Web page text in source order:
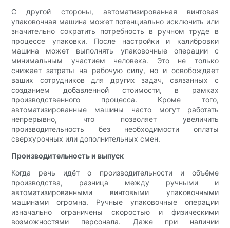
С другой стороны, автоматизированная винтовая
упаковочная машина может потенциально исключить или
значительно сократить потребность в ручном труде в
процессе упаковки. После настройки и калибровки
машина может выполнять упаковочные операции с
минимальным участием человека. Это не только
снижает затраты на рабочую силу, но и освобождает
ваших сотрудников для других задач, связанных с
созданием добавленной стоимости, в рамках
производственного процесса. Кроме того,
автоматизированные машины часто могут работать
непрерывно, что позволяет увеличить
производительность без необходимости оплаты
сверхурочных или дополнительных смен.
Производительность и выпуск
Когда речь идёт о производительности и объёме
производства, разница между ручными и
автоматизированными винтовыми упаковочными
машинами огромна. Ручные упаковочные операции
изначально ограничены скоростью и физическими
возможностями персонала. Даже при наличии